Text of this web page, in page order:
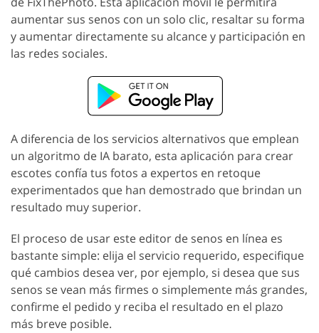
aumentar sus senos con un solo clic, resaltar su forma
y aumentar directamente su alcance y participación en
las redes sociales.
A diferencia de los servicios alternativos que emplean
un algoritmo de IA barato, esta aplicación para crear
escotes confía tus fotos a expertos en retoque
experimentados que han demostrado que brindan un
resultado muy superior.
El proceso de usar este editor de senos en línea es
bastante simple: elija el servicio requerido, especifique
qué cambios desea ver, por ejemplo, si desea que sus
senos se vean más firmes o simplemente más grandes,
confirme el pedido y reciba el resultado en el plazo
más breve posible.